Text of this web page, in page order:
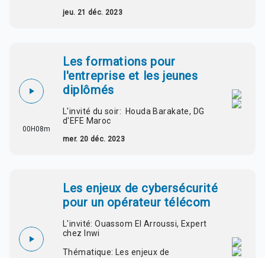
jeu. 21 déc. 2023
00H08m
Les formations pour
l'entreprise et les jeunes
diplômés
L'invité du soir: Houda Barakate, DG
d'EFE Maroc
mer. 20 déc. 2023
Les enjeux de cybersécurité
pour un opérateur télécom
L'invité: Ouassom El Arroussi, Expert
chez Inwi
Thématique: Les enjeux de